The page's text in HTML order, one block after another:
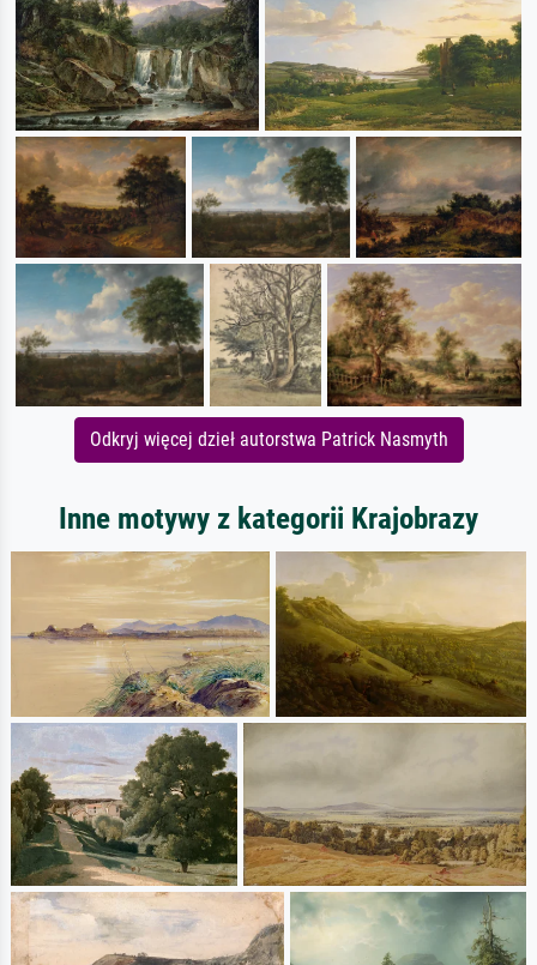
Odkryj więcej dzieł autorstwa Patrick Nasmyth
Inne motywy z kategorii Krajobrazy